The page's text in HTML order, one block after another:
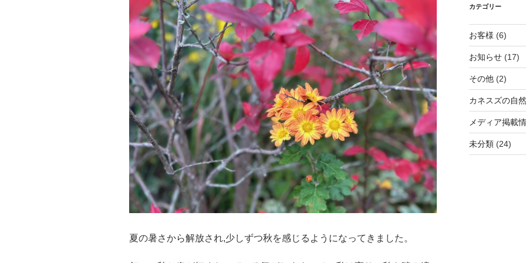
夏の暑さから解放され,少しずつ秋を感じるようになってきました。
カテゴリー
お客様 (6)
お知らせ(17)
その他(2)
カネスズの自然
メディア掲載
未分類(24)